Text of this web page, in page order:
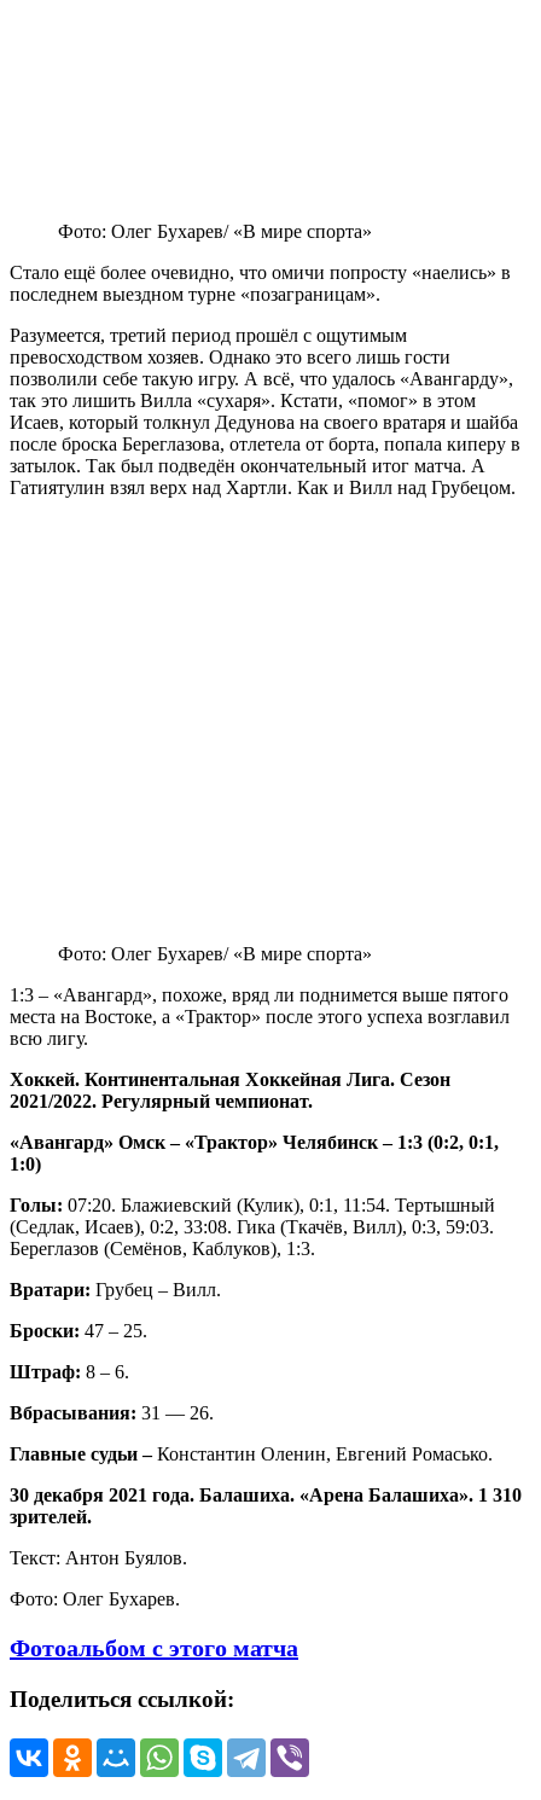
Фото: Олег Бухарев/ «В мире спорта»
Стало ещё более очевидно, что омичи попросту «наелись» в
последнем выездном турне «позаграницам».
Разумеется, третий период прошёл с ощутимым
превосходством хозяев. Однако это всего лишь гости
позволили себе такую игру. А всё, что удалось «Авангарду»,
так это лишить Вилла «сухаря». Кстати, «помог» в этом
Исаев, который толкнул Дедунова на своего вратаря и шайба
после броска Береглазова, отлетела от борта, попала киперу в
затылок. Так был подведён окончательный итог матча. А
Гатиятулин взял верх над Хартли. Как и Вилл над Грубецом.
Фото: Олег Бухарев/ «В мире спорта»
1:3 – «Авангард», похоже, вряд ли поднимется выше пятого
места на Востоке, а «Трактор» после этого успеха возглавил
всю лигу.
Хоккей. Континентальная Хоккейная Лига. Сезон
2021/2022. Регулярный чемпионат.
«Авангард» Омск – «Трактор» Челябинск – 1:3 (0:2, 0:1,
1:0)
Голы: 07:20. Блажиевский (Кулик), 0:1, 11:54. Тертышный
(Седлак, Исаев), 0:2, 33:08. Гика (Ткачёв, Вилл), 0:3, 59:03.
Береглазов (Семёнов, Каблуков), 1:3.
Вратари: Грубец – Вилл.
Броски: 47 – 25.
Штраф: 8 – 6.
Вбрасывания: 31 — 26.
Главные судьи –Константин Оленин, Евгений Ромасько.
30 декабря 2021 года. Балашиха. «Арена Балашиха». 1 310
зрителей.
Текст: Антон Буялов.
Фото: Олег Бухарев.
Фотоальбом с этого матча
Поделиться ссылкой: